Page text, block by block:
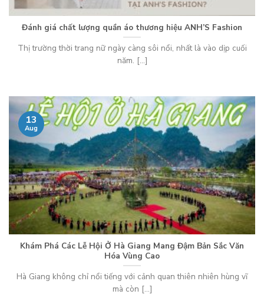
Đánh giá chất lượng quần áo thương hiệu ANH’S Fashion
Thị trường thời trang nữ ngày càng sôi nổi, nhất là vào dịp cuối
năm. [...]
Khám Phá Các Lễ Hội Ở Hà Giang Mang Đậm Bản Sắc Văn
Hóa Vùng Cao
Hà Giang không chỉ nổi tiếng với cảnh quan thiên nhiên hùng vĩ
mà còn [...]
13
Aug